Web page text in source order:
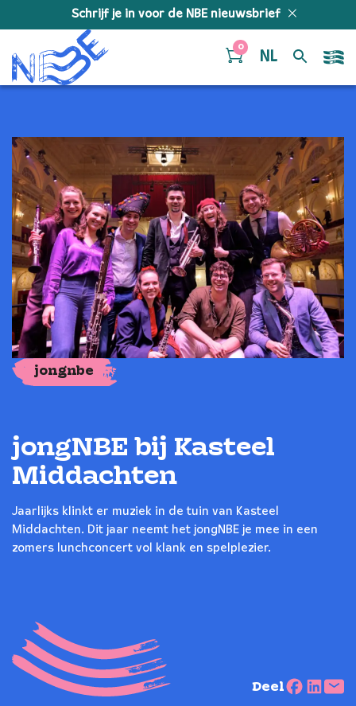
Schrijf je in voor de NBE nieuwsbrief
0
NL
jongnbe
jongNBE bij Kasteel
Middachten
Jaarlijks klinkt er muziek in de tuin van Kasteel
Middachten. Dit jaar neemt het jongNBE je mee in een
zomers lunchconcert vol klank en spelplezier.
Deel